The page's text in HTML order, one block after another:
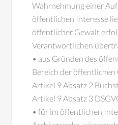
Wahrnehmung einer
öffentlichen Interesse
öffentlicher Gewalt
Verantwortlichen
• aus Gründen des
Bereich der öffentlichen
Artikel 9 Absatz 2
Artikel 9 Absatz 3
• für im öffentlichen